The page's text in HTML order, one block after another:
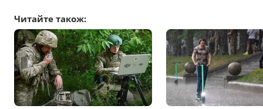
Читайте також: